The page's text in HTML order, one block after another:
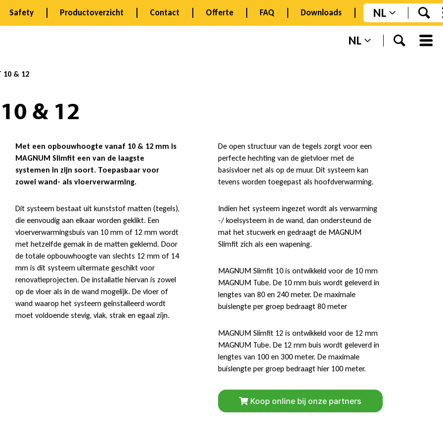
Safety Productoverzicht Contact Offerte FAQ Downloads
NL
NL
10 & 12
& 12
Met een opbouwhoogte vanaf 10 & 12 mm is
MAGNUM Slimfit een van de laagste
systemen in zijn soort. Toepasbaar voor
zowel wand- als vloerverwarming.
Dit systeem bestaat uit kunststof matten (tegels),
die eenvoudig aan elkaar worden geklikt. Een
vloerverwarmingsbuis van 10 mm of 12 mm wordt
met hetzelfde gemak in de matten geklemd. Door
de totale opbouwhoogte van slechts 12 mm of 14
mm is dit systeem uitermate geschikt voor
renovatieprojecten. De installatie hiervan is zowel
op de vloer als in de wand mogelijk. De vloer of
wand waarop het systeem geïnstalleerd wordt
moet voldoende stevig, vlak, strak en egaal zijn.
De open structuur van de tegels zorgt voor een
perfecte hechting van de gietvloer met de
basisvloer net als op de muur. Dit systeem kan
tevens worden toegepast als hoofdverwarming.
Indien het systeem ingezet wordt als verwarming
-/ koelsysteem in de wand, dan ondersteund de
mat het stucwerk en gedraagt de MAGNUM
Slimfit zich als een wapening.
MAGNUM Slimfit 10 is ontwikkeld voor de 10 mm
MAGNUM Tube. De 10 mm buis wordt geleverd in
lengtes van 80 en 240 meter. De maximale
buislengte per groep bedraagt 80 meter
MAGNUM Slimfit 12 is ontwikkeld voor de 12 mm
MAGNUM Tube. De 12 mm buis wordt geleverd in
lengtes van 100 en 300 meter. De maximale
buislengte per groep bedraagt hier 100 meter.
Koop online bij onze partners